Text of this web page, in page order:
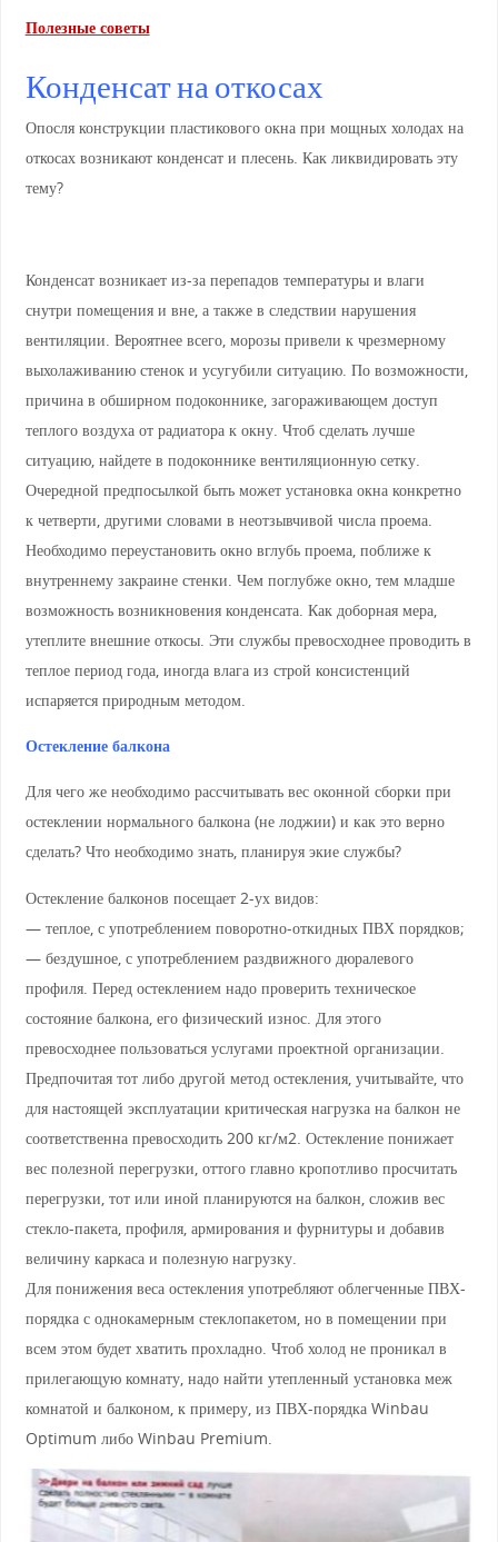
Полезные советы
Конденсат на откосах
Опосля конструкции пластикового окна при мощных холодах на
откосах возникают конденсат и плесень. Как ликвидировать эту
тему?
Конденсат возникает из-за перепадов температуры и влаги
снутри помещения и вне, а также в следствии нарушения
вентиляции. Вероятнее всего, морозы привели к чрезмерному
выхолаживанию стенок и усугубили ситуацию. По возможности,
причина в обширном подоконнике, загораживающем доступ
теплого воздуха от радиатора к окну. Чтоб сделать лучше
ситуацию, найдете в подоконнике вентиляционную сетку.
Очередной предпосылкой быть может установка окна конкретно
к четверти, другими словами в неотзывчивой числа проема.
Необходимо переустановить окно вглубь проема, поближе к
внутреннему закраине стенки. Чем поглубже окно, тем младше
возможность возникновения конденсата. Как доборная мера,
утеплите внешние откосы. Эти службы превосходнее проводить в
теплое период года, иногда влага из строй консистенций
испаряется природным методом.
Остекление балкона
Для чего же необходимо рассчитывать вес оконной сборки при
остеклении нормального балкона (не лоджии) и как это верно
сделать? Что необходимо знать, планируя экие службы?
Остекление балконов посещает 2-ух видов:
— теплое, с употреблением поворотно-откидных ПВХ порядков;
— бездушное, с употреблением раздвижного дюралевого
профиля. Перед остеклением надо проверить техническое
состояние балкона, его физический износ. Для этого
превосходнее пользоваться услугами проектной организации.
Предпочитая тот либо другой метод остекления, учитывайте, что
для настоящей эксплуатации критическая нагрузка на балкон не
соответственна превосходить 200 кг/м2. Остекление понижает
вес полезной перегрузки, оттого главно кропотливо просчитать
перегрузки, тот или иной планируются на балкон, сложив вес
стекло-пакета, профиля, армирования и фурнитуры и добавив
величину каркаса и полезную нагрузку.
Для понижения веса остекления употребляют облегченные ПВХ-
порядка с однокамерным стеклопакетом, но в помещении при
всем этом будет хватить прохладно. Чтоб холод не проникал в
прилегающую комнату, надо найти утепленный установка меж
комнатой и балконом, к примеру, из ПВХ-порядка Winbau
Optimum либо Winbau Premium.